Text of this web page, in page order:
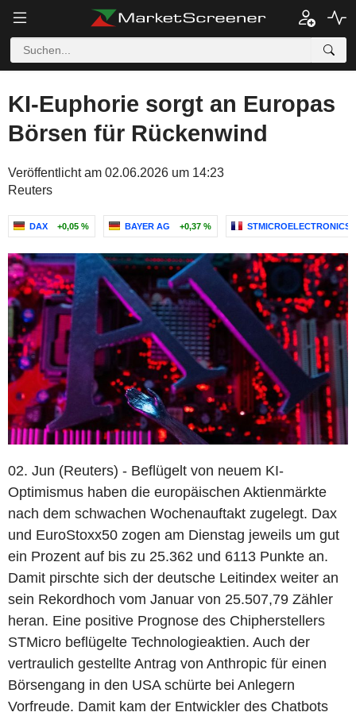
KI-Euphorie sorgt an Europas
Börsen für Rückenwind
Veröffentlicht am 02.06.2026 um 14:23
Reuters
DAX +0,05 % BAYER AG +0,37 % STMICROELECTRONICS
02. Jun (Reuters) - Beflügelt von neuem KI-
Optimismus haben die europäischen Aktienmärkte
nach dem schwachen Wochenauftakt zugelegt. Dax
und EuroStoxx50 zogen am Dienstag jeweils um gut
ein Prozent auf bis zu 25.362 und 6113 Punkte an.
Damit pirschte sich der deutsche Leitindex weiter an
sein Rekordhoch vom Januar von 25.507,79 Zähler
heran. Eine positive Prognose des Chipherstellers
STMicro beflügelte Technologieaktien. Auch der
vertraulich gestellte Antrag von Anthropic für einen
Börsengang in den USA schürte bei Anlegern
Vorfreude. Damit kam der Entwickler des Chatbots